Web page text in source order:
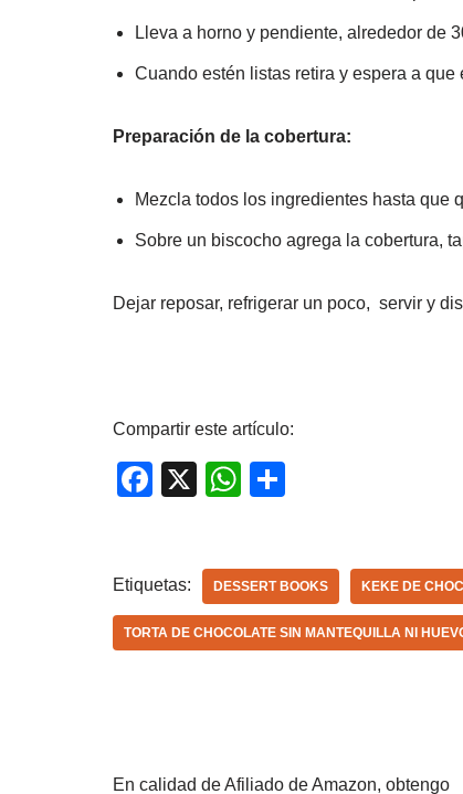
Lleva a horno y pendiente, alrededor de
Cuando estén listas retira y espera a
Preparación de la cobertura:
Mezcla todos los ingredientes hasta que
Sobre un biscocho agrega la cobertura,
Dejar reposar, refrigerar un poco, servir y
Compartir este artículo:
F
e
b
o
X
W
s
A
p
p
ar
tir
Etiquetas: DESSERT BOOKS KEKE DE
TORTA DE CHOCOLATE SIN MANTEQUILLA NI
En calidad de Afiliado de Amazon, obtengo